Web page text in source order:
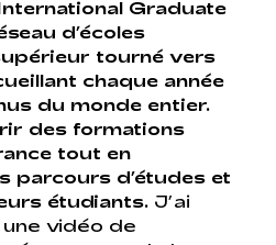
Graduate
d’écoles
tourné vers
chaque année
du monde entier.
des formations
tout en
parcours d’études et
étudiants. J’ai
une vidéo de